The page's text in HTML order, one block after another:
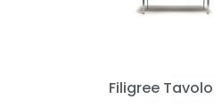
Filigree Tavolo